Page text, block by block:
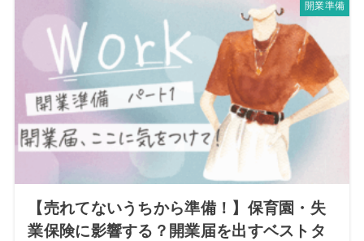
開業準備
【売れてないうちから準備！】保育園・失
業保険に影響する？開業届を出すベストタ